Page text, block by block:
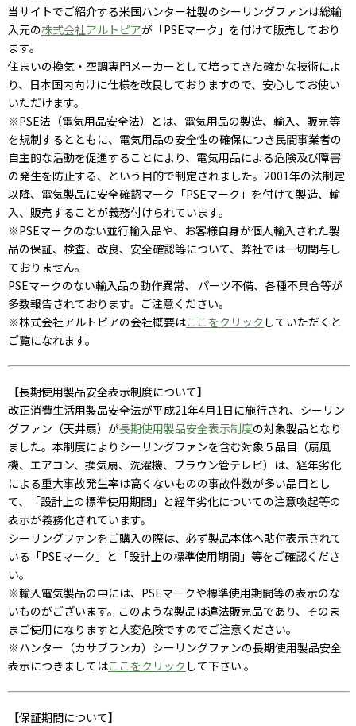
当サイトでご紹介する米国ハンター社製のシーリングファンは総輸
入元の株式会社アルトピアが「PSEマーク」を付けて販売しており
ます。
住まいの換気・空調専門メーカーとして培ってきた確かな技術によ
り、日本国内向けに仕様を改良しておりますので、安心してお使い
いただけます。
※PSE法（電気用品安全法）とは、電気用品の製造、輸入、販売等
を規制するとともに、電気用品の安全性の確保につき民間事業者の
自主的な活動を促進することにより、電気用品による危険及び障害
の発生を防止する、という目的で制定されました。2001年の法制定
以降、電気製品に安全確認マーク「PSEマーク」を付けて製造、輸
入、販売することが義務付けられています。
※PSEマークのない並行輸入品や、お客様自身が個人輸入された製
品の保証、検査、改良、安全確認等について、弊社では一切関与し
ておりません。
PSEマークのない輸入品の動作異常、 パーツ不備、各種不具合等が
多数報告されております。ご注意ください。
※株式会社アルトピアの会社概要はここをクリック していただくと
ご覧になれます。
【長期使用製品安全表示制度について】
改正消費生活用製品安全法が平成21年4月1日に施行され、シーリン
グファン（天井扇）が長期使用製品安全表示制度の対象製品となり
ました。本制度によりシーリングファンを含む対象５品目（扇風
機、エアコン、換気扇、洗濯機、ブラウン管テレビ）は、経年劣化
による重大事故発生率は高くないものの事故件数が多い品目とし
て、「設計上の標準使用期間」と経年劣化についての注意喚起等の
表示が義務化されています。
シーリングファンをご購入の際は、必ず製品本体へ貼付表示されて
いる「PSEマーク」と「設計上の標準使用期間」等をご確認くださ
い。
※輸入電気製品の中には、PSEマークや標準使用期間等の表示のな
いものがございます。このような製品は違法販売品であり、そのま
まご使用になりますと大変危険ですのでご注意ください。
※ハンター（カサブランカ）シーリングファンの長期使用製品安全
表示につきましてはここをクリック して下さい 。
【保証期間について】